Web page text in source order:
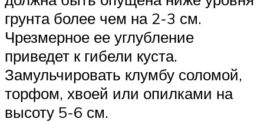
грунта более чем на 2-3 см.
Чрезмерное ее углубление
приведет к гибели куста.
Замульчировать клумбу соломой,
торфом, хвоей или опилками на
высоту 5-6 см.